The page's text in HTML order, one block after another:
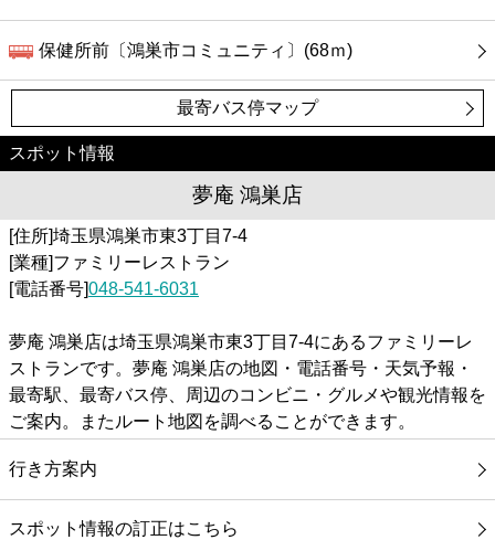
保健所前〔鴻巣市コミュニティ〕(68ｍ)
最寄バス停マップ
スポット情報
夢庵 鴻巣店
[住所]埼玉県鴻巣市東3丁目7-4
[業種]ファミリーレストラン
[電話番号]048-541-6031
夢庵 鴻巣店は埼玉県鴻巣市東3丁目7-4にあるファミリーレ
ストランです。夢庵 鴻巣店の地図・電話番号・天気予報・
最寄駅、最寄バス停、周辺のコンビニ・グルメや観光情報を
ご案内。またルート地図を調べることができます。
行き方案内
スポット情報の訂正はこちら